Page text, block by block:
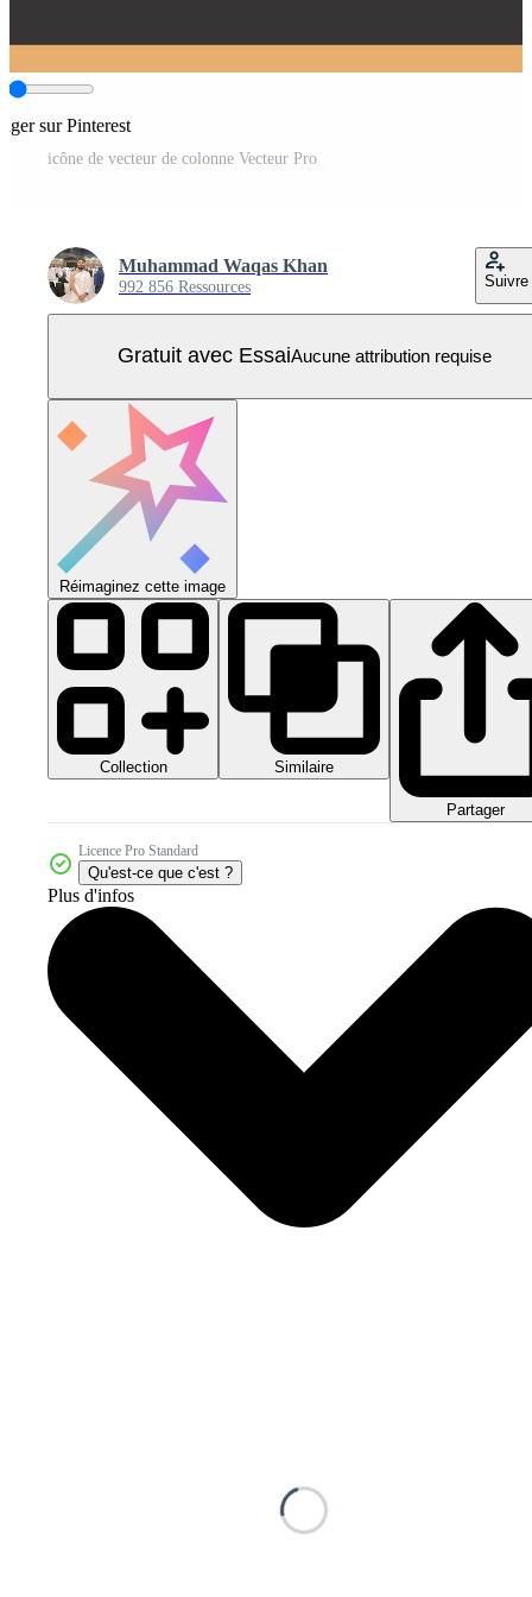
sur Pinterest
icône de vecteur de colonne Vecteur Pro
Muhammad Waqas Khan
992 856 Ressources Suivre
Gratuit avec EssaiAucune attribution requise
Réimaginez cette image
Collection Similaire
Partager
Licence Pro Standard
Qu'est-ce que c'est ?
Plus d'infos